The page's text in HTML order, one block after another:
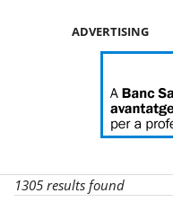
ADVERTISING
1305 results found